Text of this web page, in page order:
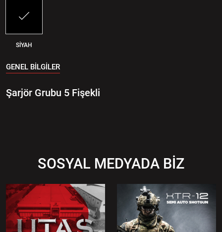
SİYAH
GENEL BİLGİLER
Şarjör Grubu 5 Fişekli
SOSYAL MEDYADA BİZ